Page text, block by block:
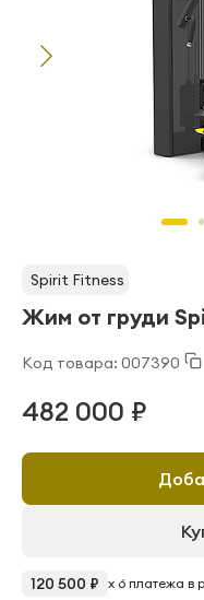
Spirit Fitness
Жим от груди
Код товара: 007390
482 000 ₽
120 500 ₽ x 6 платежа в